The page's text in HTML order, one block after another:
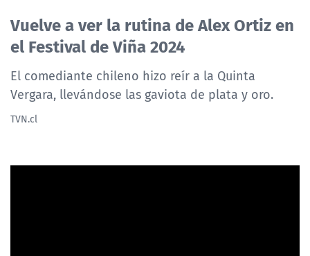
NTV
ACTUALIDAD Y TENDENCIAS
CORPORATIVO Y TRANSPARENCIA
ÁREA DE PROYECTOS
Vuelve a ver la rutina de Alex Ortiz en
el Festival de Viña 2024
El comediante chileno hizo reír a la Quinta
Vergara, llevándose las gaviota de plata y oro.
TVN.cl